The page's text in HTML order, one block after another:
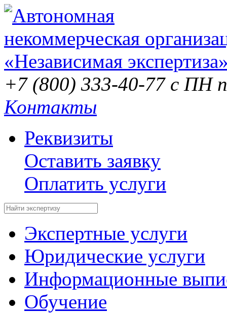
+7 (800) 333-40-77 с ПН
Контакты
Реквизиты
Оставить заявку
Оплатить услуги
Экспертные услуги
Юридические услуги
Информационные
Обучение